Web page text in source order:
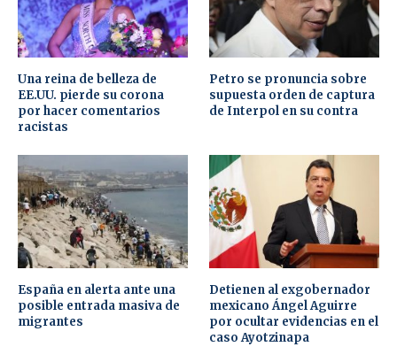
Una reina de belleza de
EE.UU. pierde su corona
por hacer comentarios
racistas
Petro se pronuncia sobre
supuesta orden de captura
de Interpol en su contra
España en alerta ante una
posible entrada masiva de
migrantes
Detienen al exgobernador
mexicano Ángel Aguirre
por ocultar evidencias en el
caso Ayotzinapa